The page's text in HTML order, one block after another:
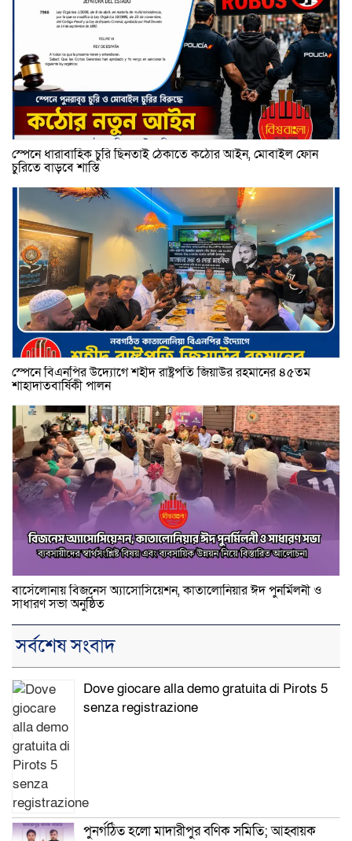
স্পেনে ধারাবাহিক চুরি ছিনতাই ঠেকাতে কঠোর আইন, মোবাইল ফোন
চুরিতে বাড়বে শাস্তি
স্পেনে বিএনপির উদ্যোগে শহীদ রাষ্ট্রপতি জিয়াউর রহমানের ৪৫তম
শাহাদাতবার্ষিকী পালন
বার্সেলোনায় বিজনেস অ্যাসোসিয়েশন, কাতালোনিয়ার ঈদ পুনর্মিলনী ও
সাধারণ সভা অনুষ্ঠিত
সর্বশেষ সংবাদ
Dove giocare alla demo gratuita di Pirots 5
senza registrazione
পুনর্গঠিত হলো মাদারীপুর বণিক সমিতি; আহ্বায়ক